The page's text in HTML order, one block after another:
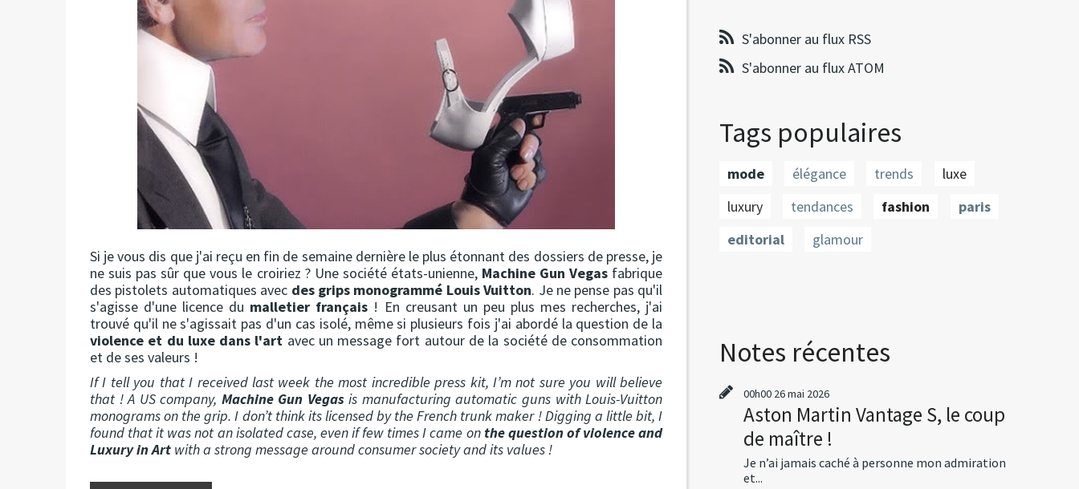
Si je vous dis que j'ai reçu en fin de semaine dernière le plus étonnant des dossiers de presse, je
ne suis pas sûr que vous le croiriez ? Une société états-unienne, Machine Gun Vegas fabrique
des pistolets automatiques avec des grips monogrammé Louis Vuitton. Je ne pense pas qu'il
s'agisse d'une licence du malletier français ! En creusant un peu plus mes recherches, j'ai
trouvé qu'il ne s'agissait pas d'un cas isolé, même si plusieurs fois j'ai abordé la question de la
violence et du luxe dans l'art avec un message fort autour de la société de consommation
et de ses valeurs !
If I tell you that I received last week the most incredible press kit, I’m not sure you will believe
that ! A US company, Machine Gun Vegasis manufacturing automatic guns with Louis-Vuitton
monograms on the grip. I don’t think its licensed by the French trunk maker ! Digging a little bit, I
found that it was not an isolated case, even if few times I came on the question of violence and
Luxury in Art with a strong message around consumer society and its values !
S'abonner au flux RSS
S'abonner au flux ATOM
Tags populaires
mode élégance trends
luxe
luxury
tendances fashion
paris
editorial
glamour
Notes récentes
00h00 26mai 2026
Aston Martin Vantage S, le coup
de maître !
Je n’ai jamais caché à personne mon admiration
et...